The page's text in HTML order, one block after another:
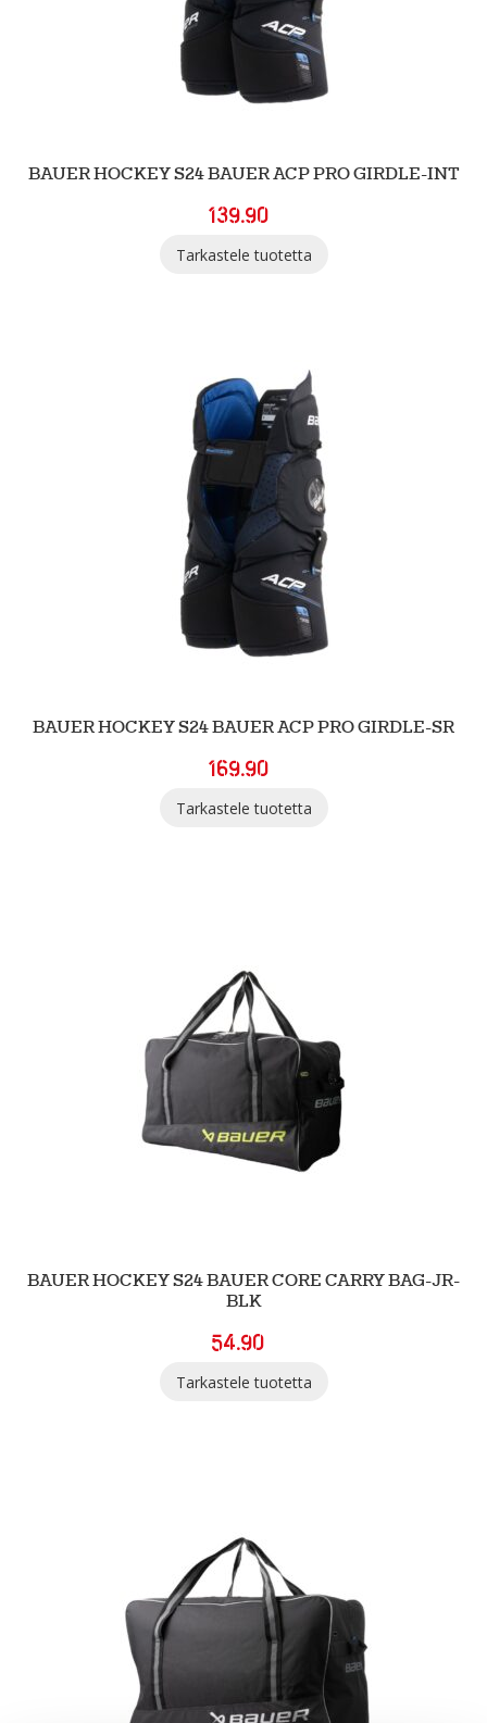
BAUER HOCKEY S24 BAUER ACP PRO GIRDLE-INT
139.90
Tarkastele tuotetta
BAUER HOCKEY S24 BAUER ACP PRO GIRDLE-SR
169.90
Tarkastele tuotetta
BAUER HOCKEY S24 BAUER CORE CARRY BAG-JR-
BLK
54.90
Tarkastele tuotetta